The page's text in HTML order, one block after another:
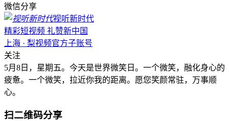
微信分享
视听新时代
精彩短视频 礼赞新中国
上海 · 梨视频官方子账号
关注
5月8日，星期五。今天是世界微笑日。一个微笑，融化身心的
疲惫。一个微笑，拉近你我的距离。愿您笑颜常驻，万事顺
心。
扫二维码分享